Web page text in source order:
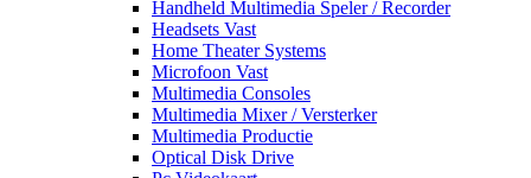
Handheld Multimedia Speler / Recorder
Headsets Vast
Home Theater Systems
Microfoon Vast
Multimedia Consoles
Multimedia Mixer / Versterker
Multimedia Productie
Optical Disk Drive